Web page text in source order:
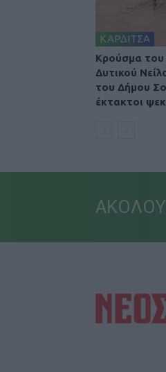
ΚΑΡΔΙΤΣΑ
Κρούσμα του
Δυτικού
του Δήμου
έκτακτοι